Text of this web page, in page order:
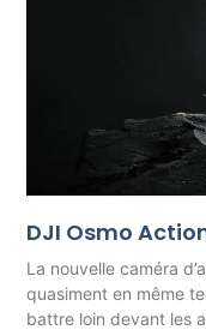
DJI Osmo
La nouvelle caméra
quasiment en même
battre loin devant les